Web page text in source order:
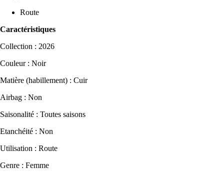
Route
Caractéristiques
Collection : 2026
Couleur : Noir
Matière (habillement) : Cuir
Airbag : Non
Saisonalité : Toutes saisons
Etanchéité : Non
Utilisation : Route
Genre : Femme